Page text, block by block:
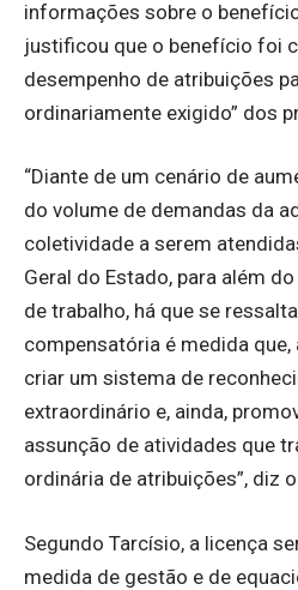
informações sobre o
justificou que o benefício foi
desempenho de atribuições
ordinariamente exigido” dos
“Diante de um cenário de
do volume de demandas da
coletividade a serem
Geral do Estado, para além
de trabalho, há que se
compensatória é medida que,
criar um sistema de
extraordinário e, ainda,
assunção de atividades que
ordinária de atribuições”, diz
Segundo Tarcísio, a licença
medida de gestão e de